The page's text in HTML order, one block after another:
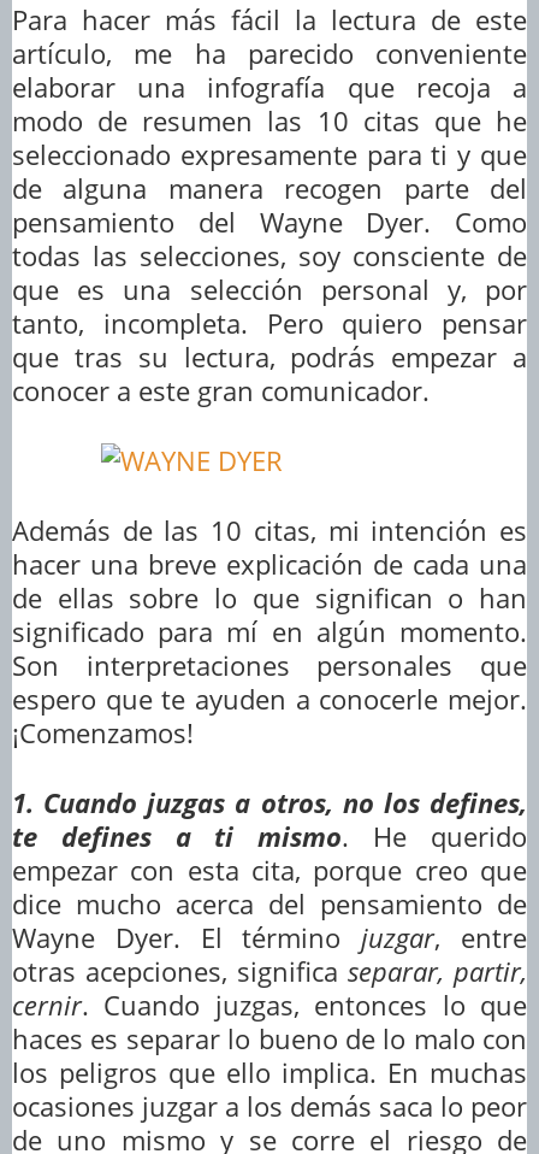
Para hacer más fácil la lectura de este
artículo, me ha parecido conveniente
elaborar una infografía que recoja a
modo de resumen las 10 citas que he
seleccionado expresamente para ti y que
de alguna manera recogen parte del
pensamiento del Wayne Dyer. Como
todas las selecciones, soy consciente de
que es una selección personal y, por
tanto, incompleta. Pero quiero pensar
que tras su lectura, podrás empezar a
conocer a este gran comunicador.
Además de las 10 citas, mi intención es
hacer una breve explicación de cada una
de ellas sobre lo que significan o han
significado para mí en algún momento.
Son interpretaciones personales que
espero que te ayuden a conocerle mejor.
¡Comenzamos!
1. Cuando juzgas a otros, no los defines,
te defines a ti mismo. He querido
empezar con esta cita, porque creo que
dice mucho acerca del pensamiento de
Wayne Dyer. El términojuzgar, entre
otras acepciones, significa separar, partir,
cernir. Cuando juzgas, entonces lo que
haces es separar lo bueno de lo malo con
los peligros que ello implica. En muchas
ocasiones juzgar a los demás saca lo peor
de uno mismo y se corre el riesgo de